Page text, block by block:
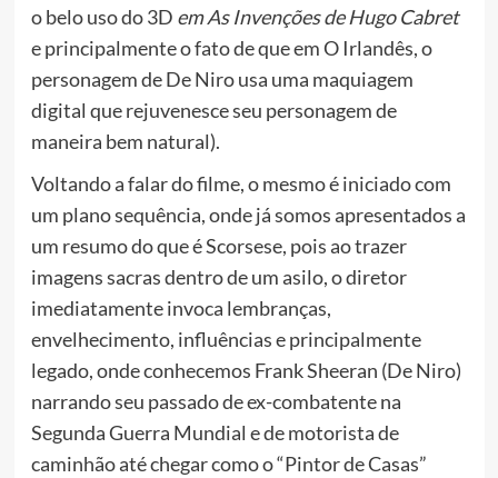
o belo uso do 3D em As Invenções de Hugo Cabret
e principalmente o fato de que em O Irlandês, o
personagem de De Niro usa uma maquiagem
digital que rejuvenesce seu personagem de
maneira bem natural).
Voltando a falar do filme, o mesmo é iniciado com
um plano sequência, onde já somos apresentados a
um resumo do que é Scorsese, pois ao trazer
imagens sacras dentro de um asilo, o diretor
imediatamente invoca lembranças,
envelhecimento, influências e principalmente
legado, onde conhecemos Frank Sheeran (De Niro)
narrando seu passado de ex-combatente na
Segunda Guerra Mundial e de motorista de
caminhão até chegar como o “Pintor de Casas”